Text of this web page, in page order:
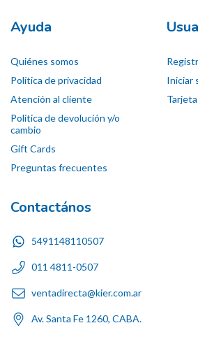
Ayuda
Quiénes somos
Política de privacidad
Atención al cliente
Política de devolución y/o
cambio
Gift Cards
Preguntas frecuentes
Iniciar
Contactános
5491148110507
011 4811-0507
ventadirecta@kier.com.ar
Av. Santa Fe 1260, CABA.